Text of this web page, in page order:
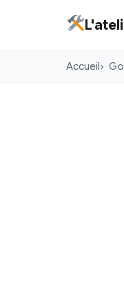
Accueil